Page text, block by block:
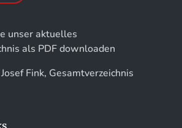
unser aktuelles
als PDF downloaden